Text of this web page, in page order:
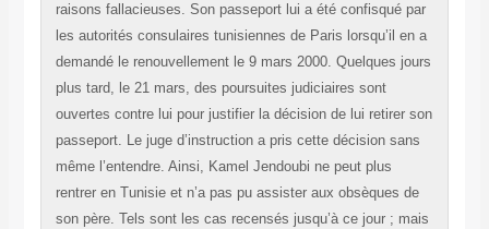
raisons fallacieuses. Son passeport lui a été confisqué par
les autorités consulaires tunisiennes de Paris lorsqu’il en a
demandé le renouvellement le 9 mars 2000. Quelques jours
plus tard, le 21 mars, des poursuites judiciaires sont
ouvertes contre lui pour justifier la décision de lui retirer son
passeport. Le juge d’instruction a pris cette décision sans
même l’entendre. Ainsi, Kamel Jendoubi ne peut plus
rentrer en Tunisie et n’a pas pu assister aux obsèques de
son père. Tels sont les cas recensés jusqu’à ce jour ; mais